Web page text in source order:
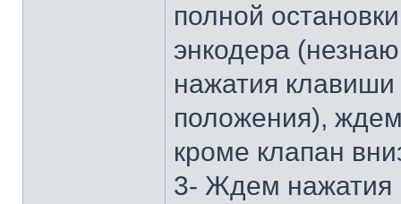
полной
энкодера
нажатия
положения),
кроме клапан
3- Ждем нажатия